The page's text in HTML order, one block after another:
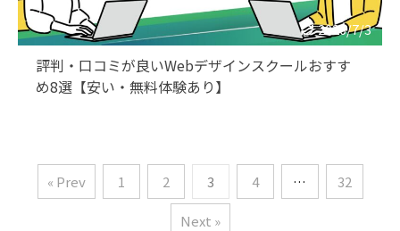
2026/7/3
評判・口コミが良いWebデザインスクールおすす
め8選【安い・無料体験あり】
« Prev 1 2 3 4 … 32
Next »